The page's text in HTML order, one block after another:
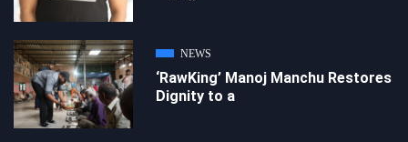
NEWS
‘RawKing’ Manoj Manchu Restores
Dignity to a